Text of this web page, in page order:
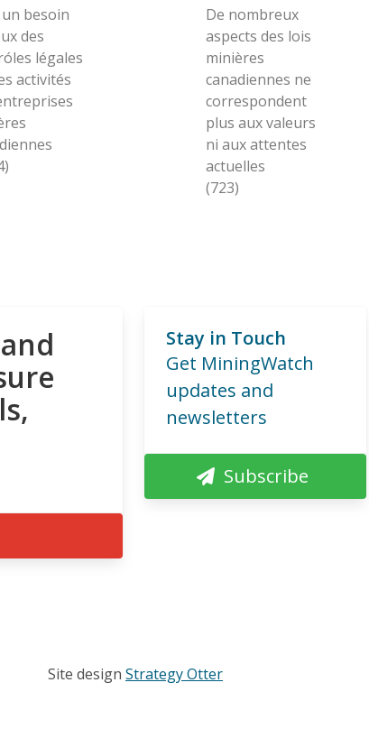
un besoin
des
légales
activités
De nombreux
aspects des lois
minières
canadiennes ne
correspondent
plus aux valeurs
ni aux attentes
actuelles
(723)
Stay in Touch
Get MiningWatch
updates and
newsletters
Subscribe
Site design Strategy Otter